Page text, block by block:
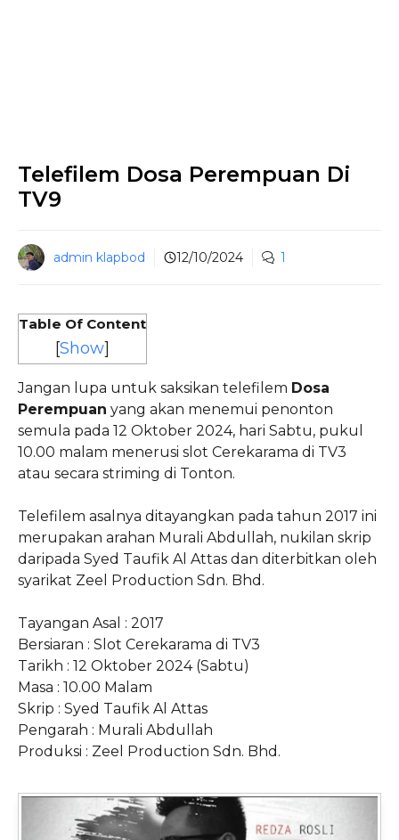
Telefilem Dosa Perempuan Di
TV9
admin klapbod 12/10/2024 1
Table Of Content
[Show]
Jangan lupa untuk saksikan telefilem Dosa
Perempuan yang akan menemui penonton
semula pada 12 Oktober 2024, hari Sabtu, pukul
10.00 malam menerusi slot Cerekarama di TV3
atau secara striming di Tonton.
Telefilem asalnya ditayangkan pada tahun 2017 ini
merupakan arahan Murali Abdullah, nukilan skrip
daripada Syed Taufik Al Attas dan diterbitkan oleh
syarikat Zeel Production Sdn. Bhd.
Tayangan Asal : 2017
Bersiaran : Slot Cerekarama di TV3
Tarikh : 12 Oktober 2024 (Sabtu)
Masa : 10.00 Malam
Skrip : Syed Taufik Al Attas
Pengarah : Murali Abdullah
Produksi : Zeel Production Sdn. Bhd.